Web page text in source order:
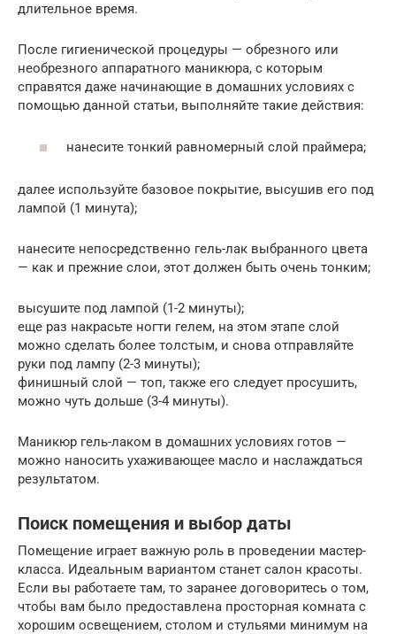
длительное время.
После гигиенической процедуры — обрезного или
необрезного аппаратного маникюра, с которым
справятся даже начинающие в домашних условиях с
помощью данной статьи, выполняйте такие действия:
нанесите тонкий равномерный слой праймера;
далее используйте базовое покрытие, высушив его под
лампой (1 минута);
нанесите непосредственно гель-лак выбранного цвета
— как и прежние слои, этот должен быть очень тонким;
высушите под лампой (1-2 минуты);
еще раз накрасьте ногти гелем, на этом этапе слой
можно сделать более толстым, и снова отправляйте
руки под лампу (2-3 минуты);
финишный слой — топ, также его следует просушить,
можно чуть дольше (3-4 минуты).
Маникюр гель-лаком в домашних условиях готов —
можно наносить ухаживающее масло и наслаждаться
результатом.
Поиск помещения и выбор даты
Помещение играет важную роль в проведении мастер-
класса. Идеальным вариантом станет салон красоты.
Если вы работаете там, то заранее договоритесь о том,
чтобы вам было предоставлена просторная комната с
хорошим освещением, столом и стульями минимум на